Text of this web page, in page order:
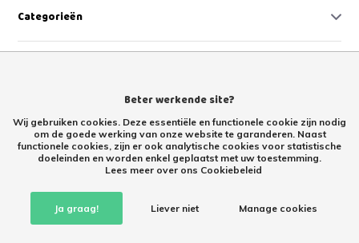
Categorieën
Retourproducten kopen met korting – tweede kans Retoertje.nl
Beter werkende site?
Wij gebruiken cookies. Deze essentiële en functionele cookie zijn nodig
om de goede werking van onze website te garanderen. Naast
functionele cookies, zijn er ook analytische cookies voor statistische
doeleinden en worden enkel geplaatst met uw toestemming.
Lees meer over ons Cookiebeleid
Ja graag! Liever niet Manage cookies